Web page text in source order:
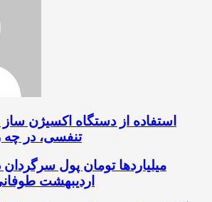
استفاده از دستگاه اکسیژن ساز
تنفسی، در چه
میلیاردها تومان پول سرگردان
اردیبهشت